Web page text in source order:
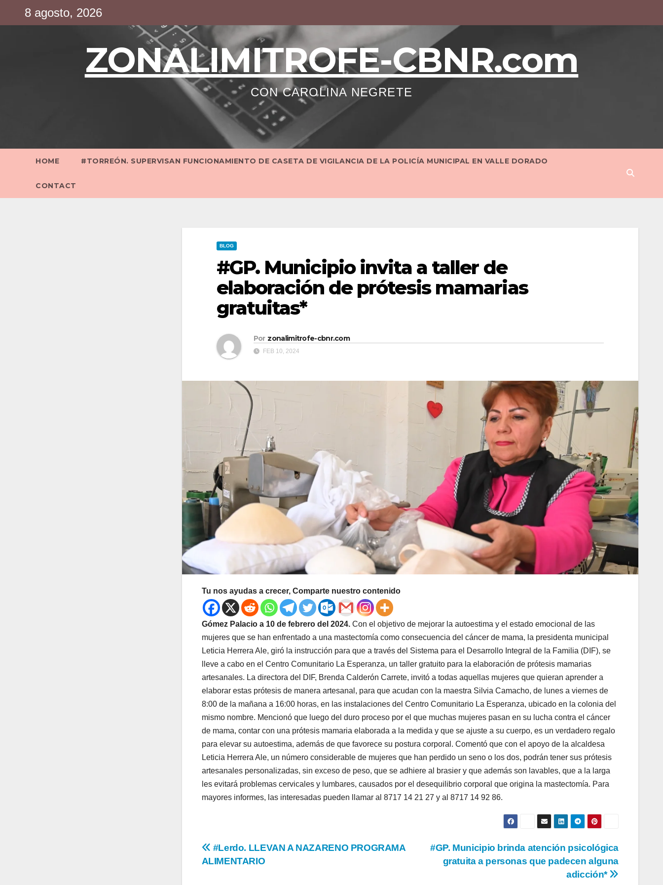
8 agosto, 2026
ZONALIMITROFE-CBNR.com
CON CAROLINA NEGRETE
HOME #TORREÓN. SUPERVISAN FUNCIONAMIENTO DE CASETA DE VIGILANCIA DE LA POLICÍA MUNICIPAL EN VALLE DORADO
CONTACT
BLOG
#GP. Municipio invita a taller de
elaboración de prótesis mamarias
gratuitas*
Por zonalimitrofe-cbnr.com
FEB 10, 2024
Tu nos ayudas a crecer, Comparte nuestro contenido
Gómez Palacio a 10 de febrero del 2024.Con el objetivo de mejorar la autoestima y el estado emocional de las
mujeres que se han enfrentado a una mastectomía como consecuencia del cáncer de mama, la presidenta municipal
Leticia Herrera Ale, giró la instrucción para que a través del Sistema para el Desarrollo Integral de la Familia (DIF), se
lleve a cabo en el Centro Comunitario La Esperanza, un taller gratuito para la elaboración de prótesis mamarias
artesanales. La directora del DIF, Brenda Calderón Carrete, invitó a todas aquellas mujeres que quieran aprender a
elaborar estas prótesis de manera artesanal, para que acudan con la maestra Silvia Camacho, de lunes a viernes de
8:00 de la mañana a 16:00 horas, en las instalaciones del Centro Comunitario La Esperanza, ubicado en la colonia del
mismo nombre. Mencionó que luego del duro proceso por el que muchas mujeres pasan en su lucha contra el cáncer
de mama, contar con una prótesis mamaria elaborada a la medida y que se ajuste a su cuerpo, es un verdadero regalo
para elevar su autoestima, además de que favorece su postura corporal. Comentó que con el apoyo de la alcaldesa
Leticia Herrera Ale, un número considerable de mujeres que han perdido un seno o los dos, podrán tener sus prótesis
artesanales personalizadas, sin exceso de peso, que se adhiere al brasier y que además son lavables, que a la larga
les evitará problemas cervicales y lumbares, causados por el desequilibrio corporal que origina la mastectomía. Para
mayores informes, las interesadas pueden llamar al 8717 14 21 27 y al 8717 14 92 86.
Navegación
#GP. Municipio brinda atención psicológica
gratuita a personas que padecen alguna
adicción*
#Lerdo. LLEVAN A NAZARENO PROGRAMA
ALIMENTARIO